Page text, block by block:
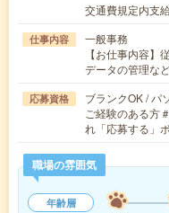
交通費規定内支
仕事内容
一般事務
【お仕事内容】
データの管理な
応募資格
ブランクOK / パ
ご経験のある方
れ「応募する」
職場の雰囲気
年齢層